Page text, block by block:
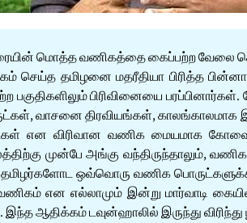
மொத்த வணிகத்தை கைப்பற்ற வேலை
தமிழனை மதரீதியா பிரித்த
பிரிவினையை பரப்பினார்கள்.
வாசனை திரவியங்கள், காலங்காலமாக
என விரிவான வணிக மையமாக
முன்பே அங்கு வந்திருந்தாலும்,
தமிழர்களோட ஒவ்வொரு வணிக
என எல்லாமும் இன்று மார்வாடி
டவுன்ஹாலில் இருந்து விரிந்து